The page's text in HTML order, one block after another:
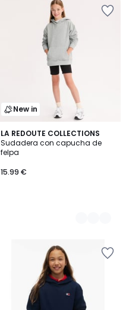
New in
LA REDOUTE COLLECTIONS
Sudadera con capucha de
felpa
15.99 €
5
Colores